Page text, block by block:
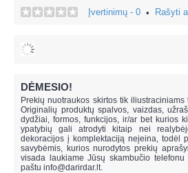
Įvertinimų - 0 • Rašyti
DĖMESIO!
Prekių nuotraukos skirtos tik
Originalių produktų spalvos, vaizdas,
dydžiai, formos, funkcijos, ir/ar bet kurios
ypatybių gali atrodyti kitaip nei
dekoracijos į komplektaciją neįeina, todėl
savybėmis, kurios nurodytos prekių
visada laukiame Jūsų skambučio
paštu info@darirdar.lt.